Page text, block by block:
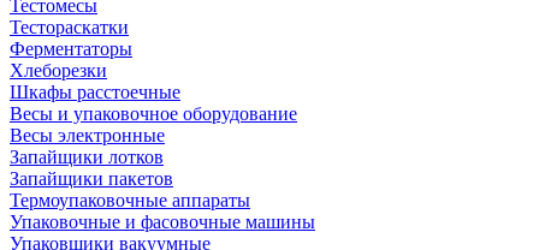
Тестомесы
Тестораскатки
Ферментаторы
Хлеборезки
Шкафы расстоечные
Весы и упаковочное оборудование
Весы электронные
Запайщики лотков
Запайщики пакетов
Термоупаковочные аппараты
Упаковочные и фасовочные машины
Упаковщики вакуумные